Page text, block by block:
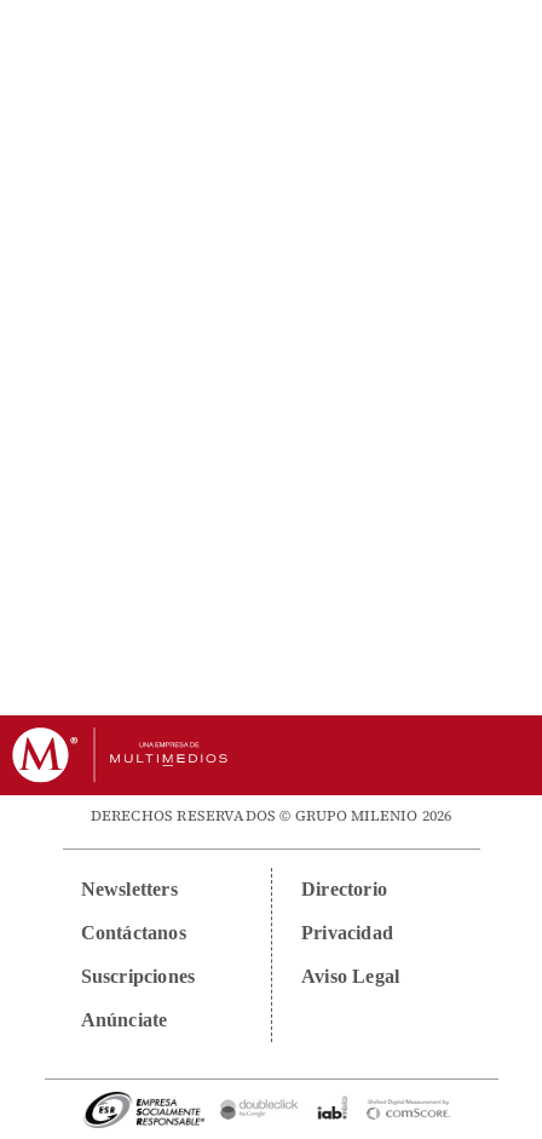
DERECHOS RESERVADOS © GRUPO MILENIO 2026
Newsletters
Contáctanos
Suscripciones
Anúnciate
Directorio
Privacidad
Aviso Legal